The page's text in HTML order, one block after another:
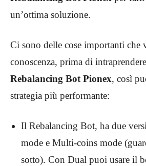
un’ottima soluzione.
Ci sono delle cose importanti che
conoscenza, prima di
Rebalancing Bot Pionex, così
strategia più performante:
Il Rebalancing Bot, ha due
mode e Multi-coins mode
sotto). Con Dual puoi usare il